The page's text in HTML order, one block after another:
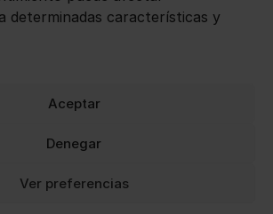
determinadas características y
Aceptar
Denegar
Ver preferencias